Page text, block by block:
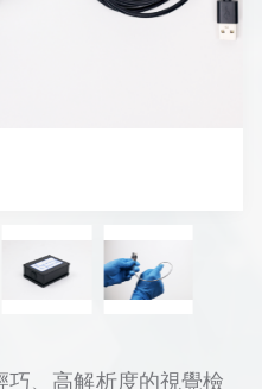
巧、高解析度的視覺檢